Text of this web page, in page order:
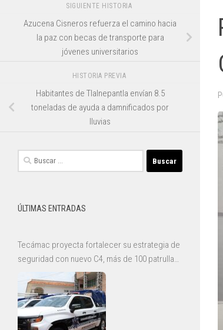
SIGUIENTE HISTORIA
Azucena Cisneros refuerza el camino hacia
la paz con becas de transporte para
jóvenes universitarios
HISTORIA PREVIA
Habitantes de Tlalnepantla envían 8.5
toneladas de ayuda a damnificados por
lluvias
Buscar:
ÚLTIMAS ENTRADAS
Tecámac proyecta fortalecer su estrategia de
seguridad con nuevo C4, más de 100 patrullas
y mejoras para la Guardia Civil